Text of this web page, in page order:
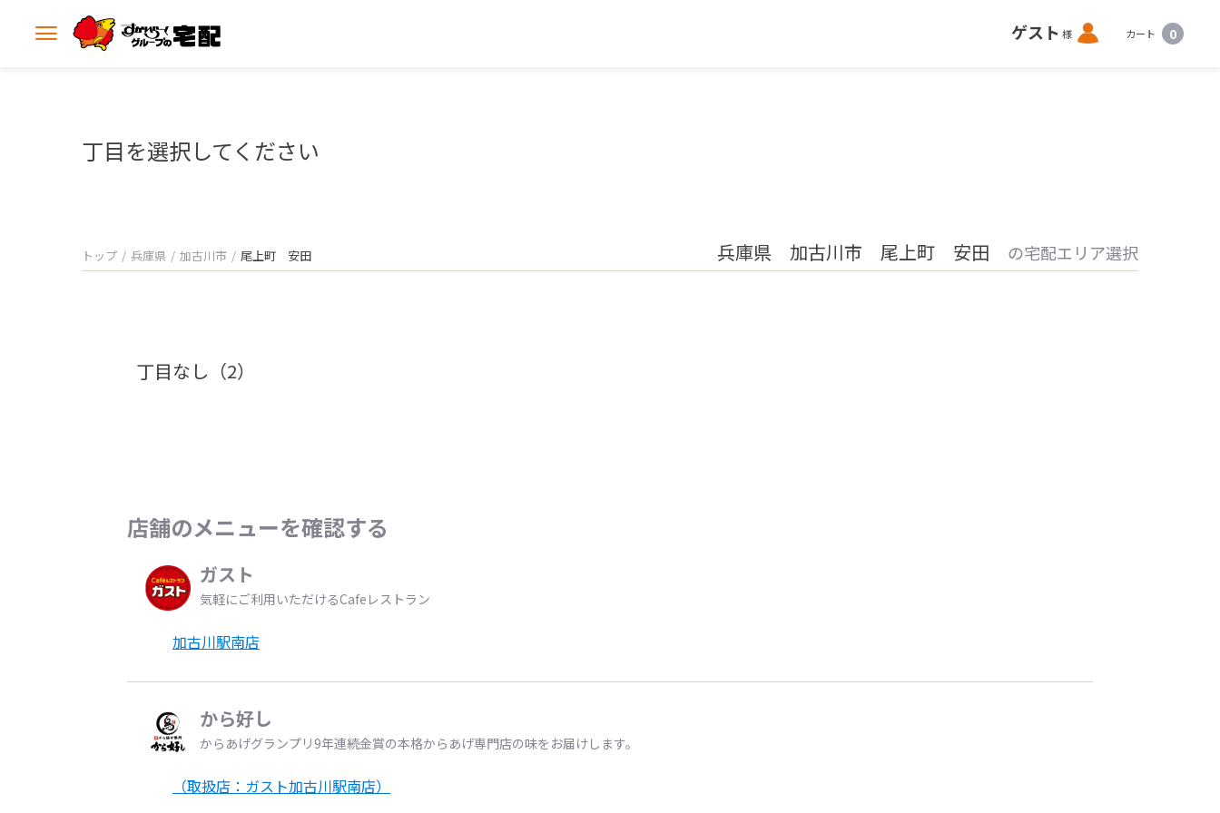
メ
ゲスト 様 ロ
グ
カート 0
丁目を選択してください
トップ 兵庫県 加古川市 尾上町 安田 兵庫県 加古川市 尾上町 安田 の宅配エリア選択
丁目なし（2）
店舗のメニューを確認する
ガスト
気軽にご利用いただけるCafeレストラン
加古川駅南店
から好し
からあげグランプリ9年連続金賞の本格からあげ専門店の味をお届けします。
（取扱店：ガスト加古川駅南店）